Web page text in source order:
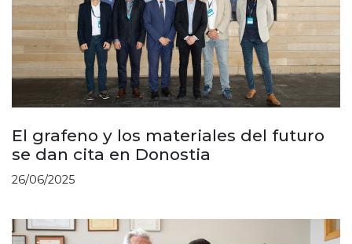
El grafeno y los materiales del futuro
se dan cita en Donostia
26/06/2025